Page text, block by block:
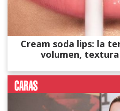
Cream soda lips: la
volumen,